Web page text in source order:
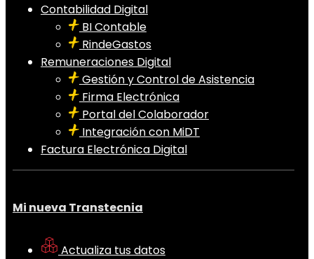
Contabilidad Digital
BI Contable
RindeGastos
Remuneraciones Digital
Gestión y Control de Asistencia
Firma Electrónica
Portal del Colaborador
Integración con MiDT
Factura Electrónica Digital
Mi nueva Transtecnia
Actualiza tus datos